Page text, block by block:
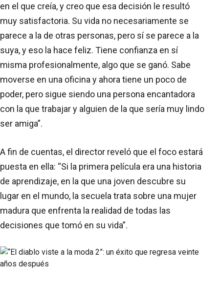
en el que creía, y creo que esa decisión le resultó
muy satisfactoria. Su vida no necesariamente se
parece a la de otras personas, pero sí se parece a la
suya, y eso la hace feliz. Tiene confianza en sí
misma profesionalmente, algo que se ganó. Sabe
moverse en una oficina y ahora tiene un poco de
poder, pero sigue siendo una persona encantadora
con la que trabajar y alguien de la que sería muy lindo
ser amiga”.
A fin de cuentas, el director reveló que el foco estará
puesta en ella: “Si la primera película era una historia
de aprendizaje, en la que una joven descubre su
lugar en el mundo, la secuela trata sobre una mujer
madura que enfrenta la realidad de todas las
decisiones que tomó en su vida”.